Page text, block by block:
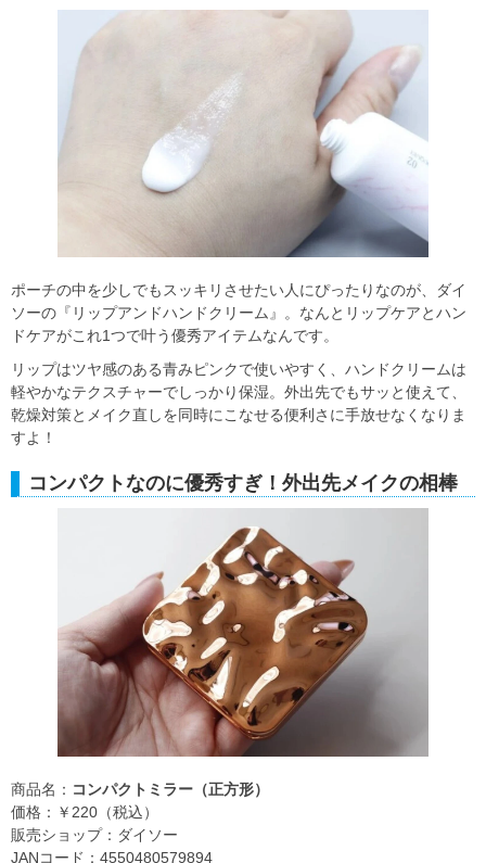
ポーチの中を少しでもスッキリさせたい人にぴったりなのが、ダイ
ソーの『リップアンドハンドクリーム』。なんとリップケアとハン
ドケアがこれ1つで叶う優秀アイテムなんです。
リップはツヤ感のある青みピンクで使いやすく、ハンドクリームは
軽やかなテクスチャーでしっかり保湿。外出先でもサッと使えて、
乾燥対策とメイク直しを同時にこなせる便利さに手放せなくなりま
すよ！
コンパクトなのに優秀すぎ！外出先メイクの相棒
商品名： コンパクトミラー（正方形）
価格：￥220（税込）
販売ショップ：ダイソー
JANコード：4550480579894